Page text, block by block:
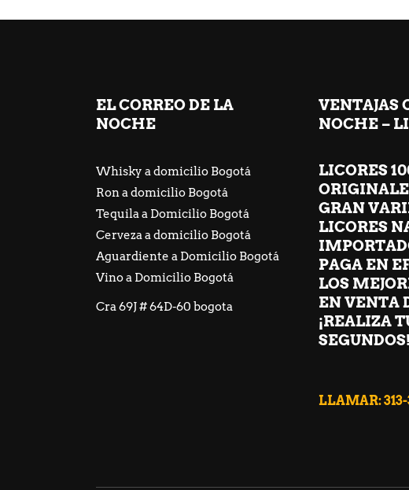
EL CORREO DE LA
NOCHE
Whisky a domicilio Bogotá
Ron a domicilio Bogotá
Tequila a Domicilio Bogotá
Cerveza a domicilio Bogotá
Aguardiente a Domicilio Bogotá
Vino a Domicilio Bogotá
Cra 69J # 64D-60 bogota
VENTAJAS
NOCHE –
LICORES
GRAN
LICORES
PAGA EN
LOS
EN VENTA
¡REALIZA
SEGUNDOS!
LLAMAR: 313-